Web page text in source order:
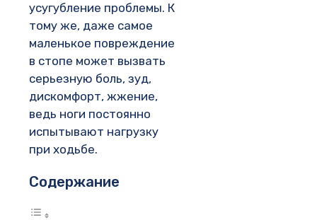
усугубление проблемы. К
тому же, даже самое
маленькое повреждение
в стопе может вызвать
серьезную боль, зуд,
дискомфорт, жжение,
ведь ноги постоянно
испытывают нагрузку
при ходьбе.
Содержание